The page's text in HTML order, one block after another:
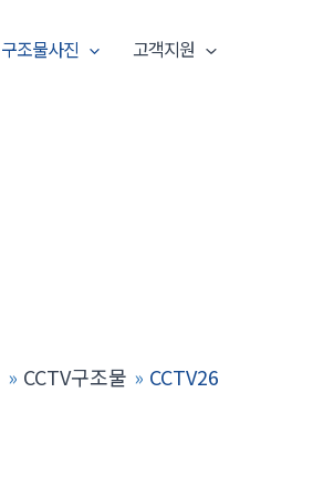
구조물사진 고객지원
CCTV구조물 CCTV26